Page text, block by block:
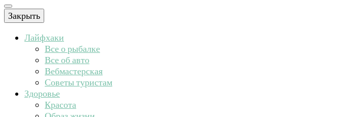
Закрыть
Лайфхаки
Все о рыбалке
Все об авто
Вебмастерская
Советы туристам
Здоровье
Красота